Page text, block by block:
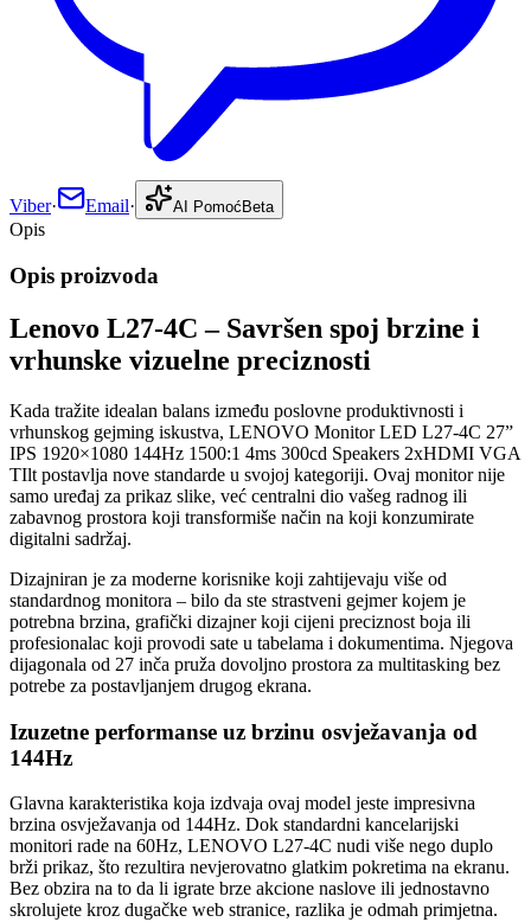
Viber· Email· AI Pomoć Beta
Opis
Opis proizvoda
Lenovo L27-4C – Savršen spoj brzine i
vrhunske vizuelne preciznosti
Kada tražite idealan balans između poslovne produktivnosti i
vrhunskog gejming iskustva, LENOVO Monitor LED L27-4C 27”
IPS 1920×1080 144Hz 1500:1 4ms 300cd Speakers 2xHDMI VGA
TIlt postavlja nove standarde u svojoj kategoriji. Ovaj monitor nije
samo uređaj za prikaz slike, već centralni dio vašeg radnog ili
zabavnog prostora koji transformiše način na koji konzumirate
digitalni sadržaj.
Dizajniran je za moderne korisnike koji zahtijevaju više od
standardnog monitora – bilo da ste strastveni gejmer kojem je
potrebna brzina, grafički dizajner koji cijeni preciznost boja ili
profesionalac koji provodi sate u tabelama i dokumentima. Njegova
dijagonala od 27 inča pruža dovoljno prostora za multitasking bez
potrebe za postavljanjem drugog ekrana.
Izuzetne performanse uz brzinu osvježavanja od
144Hz
Glavna karakteristika koja izdvaja ovaj model jeste impresivna
brzina osvježavanja od 144Hz. Dok standardni kancelarijski
monitori rade na 60Hz, LENOVO L27-4C nudi više nego duplo
brži prikaz, što rezultira nevjerovatno glatkim pokretima na ekranu.
Bez obzira na to da li igrate brze akcione naslove ili jednostavno
skrolujete kroz dugačke web stranice, razlika je odmah primjetna.